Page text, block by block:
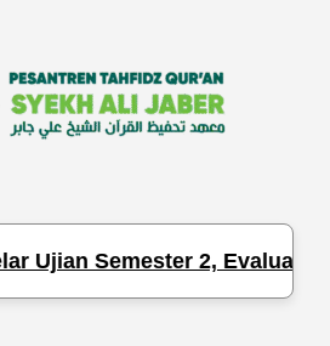
Ujian Semester 2, Evaluasi